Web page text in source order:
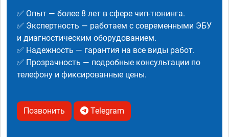
✅ Опыт — более 8 лет в сфере чип-тюнинга.
✅ Экспертность — работаем с современными ЭБУ
и диагностическим оборудованием.
✅ Надежность — гарантия на все виды работ.
✅ Прозрачность — подробные консультации по
телефону и фиксированные цены.
Позвонить Telegram